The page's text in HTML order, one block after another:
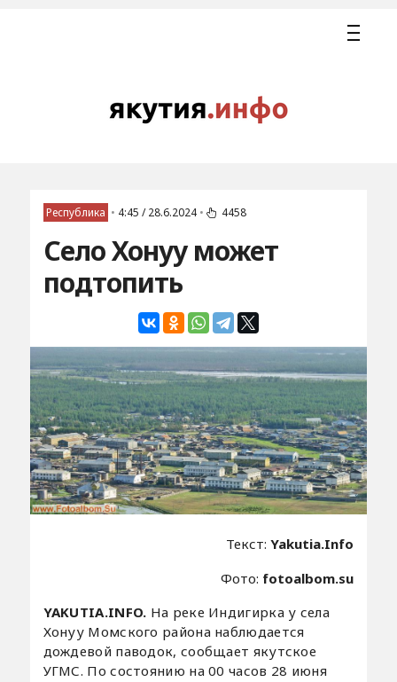
Республика • 4:45 / 28.6.2024 • 4458
Село Хонуу может
подтопить
Текст:Yakutia.Info
Фото: fotoalbom.su
YAKUTIA.INFO. На реке Индигирка у села
Хонуу Момского района наблюдается
дождевой паводок, сообщает якутское
УГМС. По состоянию на 00 часов 28 июня